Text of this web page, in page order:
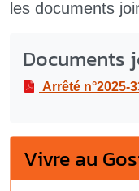
les documents
Documents
Arrêté n°2025-330 DAJ Portant prorogation de l’arrêté n°2025-276 DAJ
Vivre au